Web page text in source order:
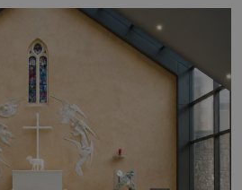
ze samých počátků lidské
z temných vod minulosti
ještě mnohem hlubších? [g